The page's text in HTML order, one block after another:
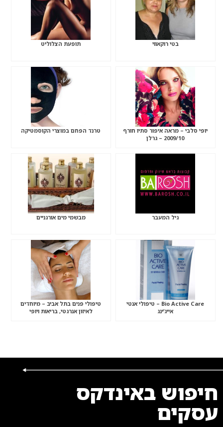
בטי רוקאווי תופעת הצלוליט
יופי סלבי – מראה איפור סתיו חורף
2009/10 – גרלן
טרנד הפחם במוצרי הקוסמטיקה
גיל המעבר מבשמי מים אורגניים
Bio Active Care – טיפולי אנטי
אייג’ינג
טיפולי פנים בתל אביב – מיוחדים
לאיזון אנרגטי, בריאות ויופי
חיפוש באינדקס
עסקים